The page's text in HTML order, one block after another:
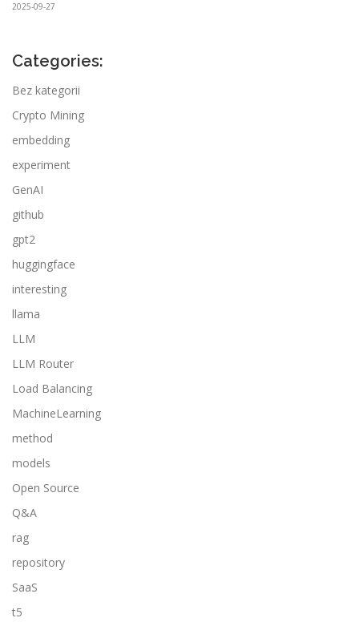
2025-09-27
Categories:
Bez kategorii
Crypto Mining
embedding
experiment
GenAI
github
gpt2
huggingface
interesting
llama
LLM
LLM Router
Load Balancing
MachineLearning
method
models
Open Source
Q&A
rag
repository
SaaS
t5